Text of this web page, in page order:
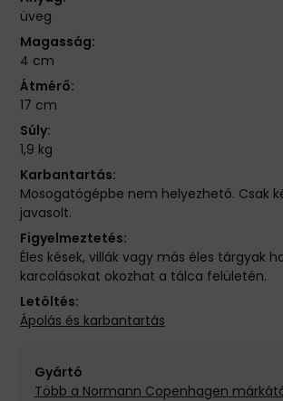
üveg
Magasság:
4 cm
Átmérő:
17 cm
Súly:
1,9 kg
Karbantartás:
Mosogatógépbe nem helyezhető. Csak
javasolt.
Figyelmeztetés:
Éles kések, villák vagy más éles tárgyak
karcolásokat okozhat a tálca felületén.
Letöltés:
Ápolás és karbantartás
Gyártó
Több a Normann Copenhagen